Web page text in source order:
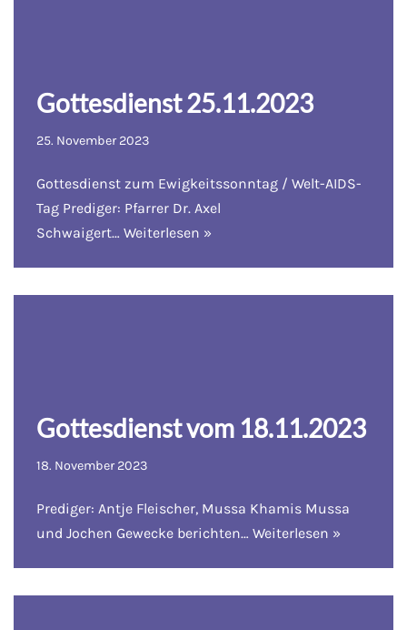
Gottesdienst 25.11.2023
25. November 2023
Gottesdienst zum Ewigkeitssonntag / Welt-AIDS-
Tag Prediger: Pfarrer Dr. Axel
Schwaigert… Weiterlesen »
Gottesdienst vom 18.11.2023
18. November 2023
Prediger: Antje Fleischer, Mussa Khamis Mussa
und Jochen Gewecke berichten… Weiterlesen »